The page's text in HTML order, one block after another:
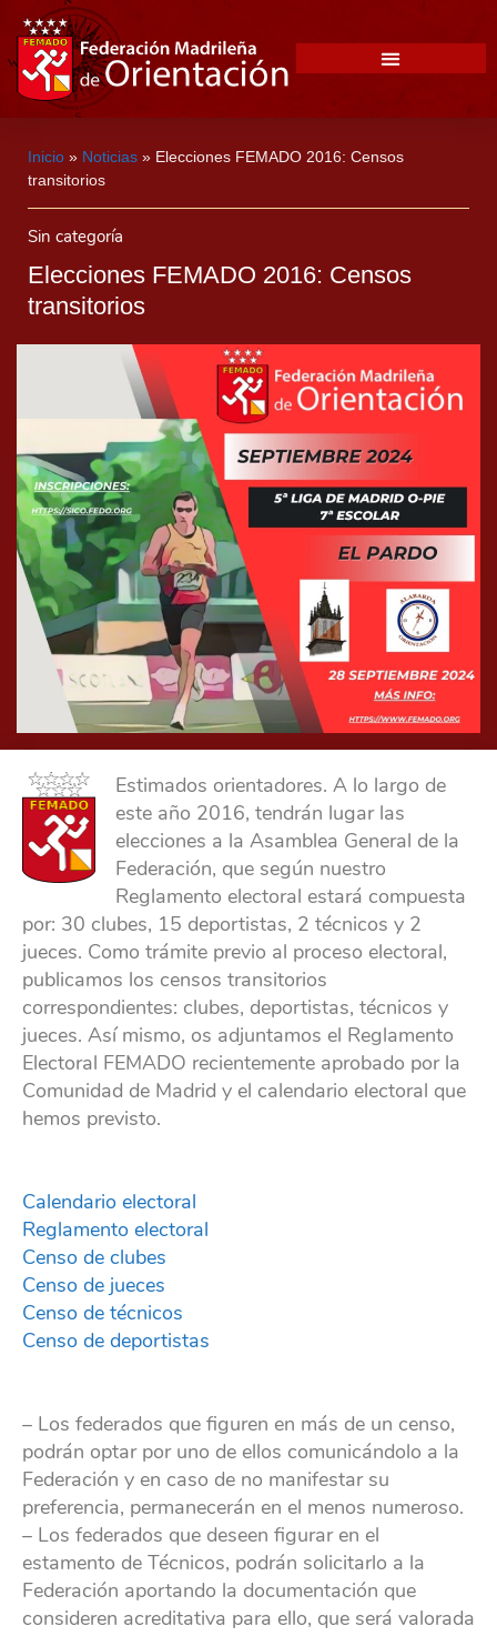
Inicio » Noticias » Elecciones FEMADO 2016: Censos
transitorios
Sin categoría
Elecciones FEMADO 2016: Censos
transitorios
Estimados orientadores. A lo largo de
este año 2016, tendrán lugar las
elecciones a la Asamblea General de la
Federación, que según nuestro
Reglamento electoral estará compuesta
por: 30 clubes, 15 deportistas, 2 técnicos y 2
jueces. Como trámite previo al proceso electoral,
publicamos los censos transitorios
correspondientes: clubes, deportistas, técnicos y
jueces. Así mismo, os adjuntamos el Reglamento
Electoral FEMADO recientemente aprobado por la
Comunidad de Madrid y el calendario electoral que
hemos previsto.
Calendario electoral
Reglamento electoral
Censo de clubes
Censo de jueces
Censo de técnicos
Censo de deportistas
– Los federados que figuren en más de un censo,
podrán optar por uno de ellos comunicándolo a la
Federación y en caso de no manifestar su
preferencia, permanecerán en el menos numeroso.
– Los federados que deseen figurar en el
estamento de Técnicos, podrán solicitarlo a la
Federación aportando la documentación que
consideren acreditativa para ello, que será valorada